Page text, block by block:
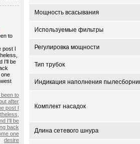
Мощность всасывания
Используемые фильтры
Регулировка мощности
Тип трубок
Индикация наполнения
Комплект насадок
Длина сетевого шнура
to
post I
I'll be
one
to
after
post I
I'll be
back
one
desire